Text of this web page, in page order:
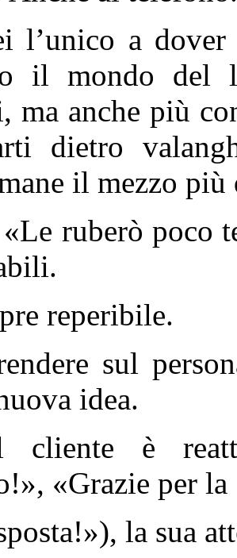
l’unico a
il mondo
ma anche più
dietro
il mezzo più
ruberò poco
reperibile.
sul
idea.
è
«Grazie per la
la sua